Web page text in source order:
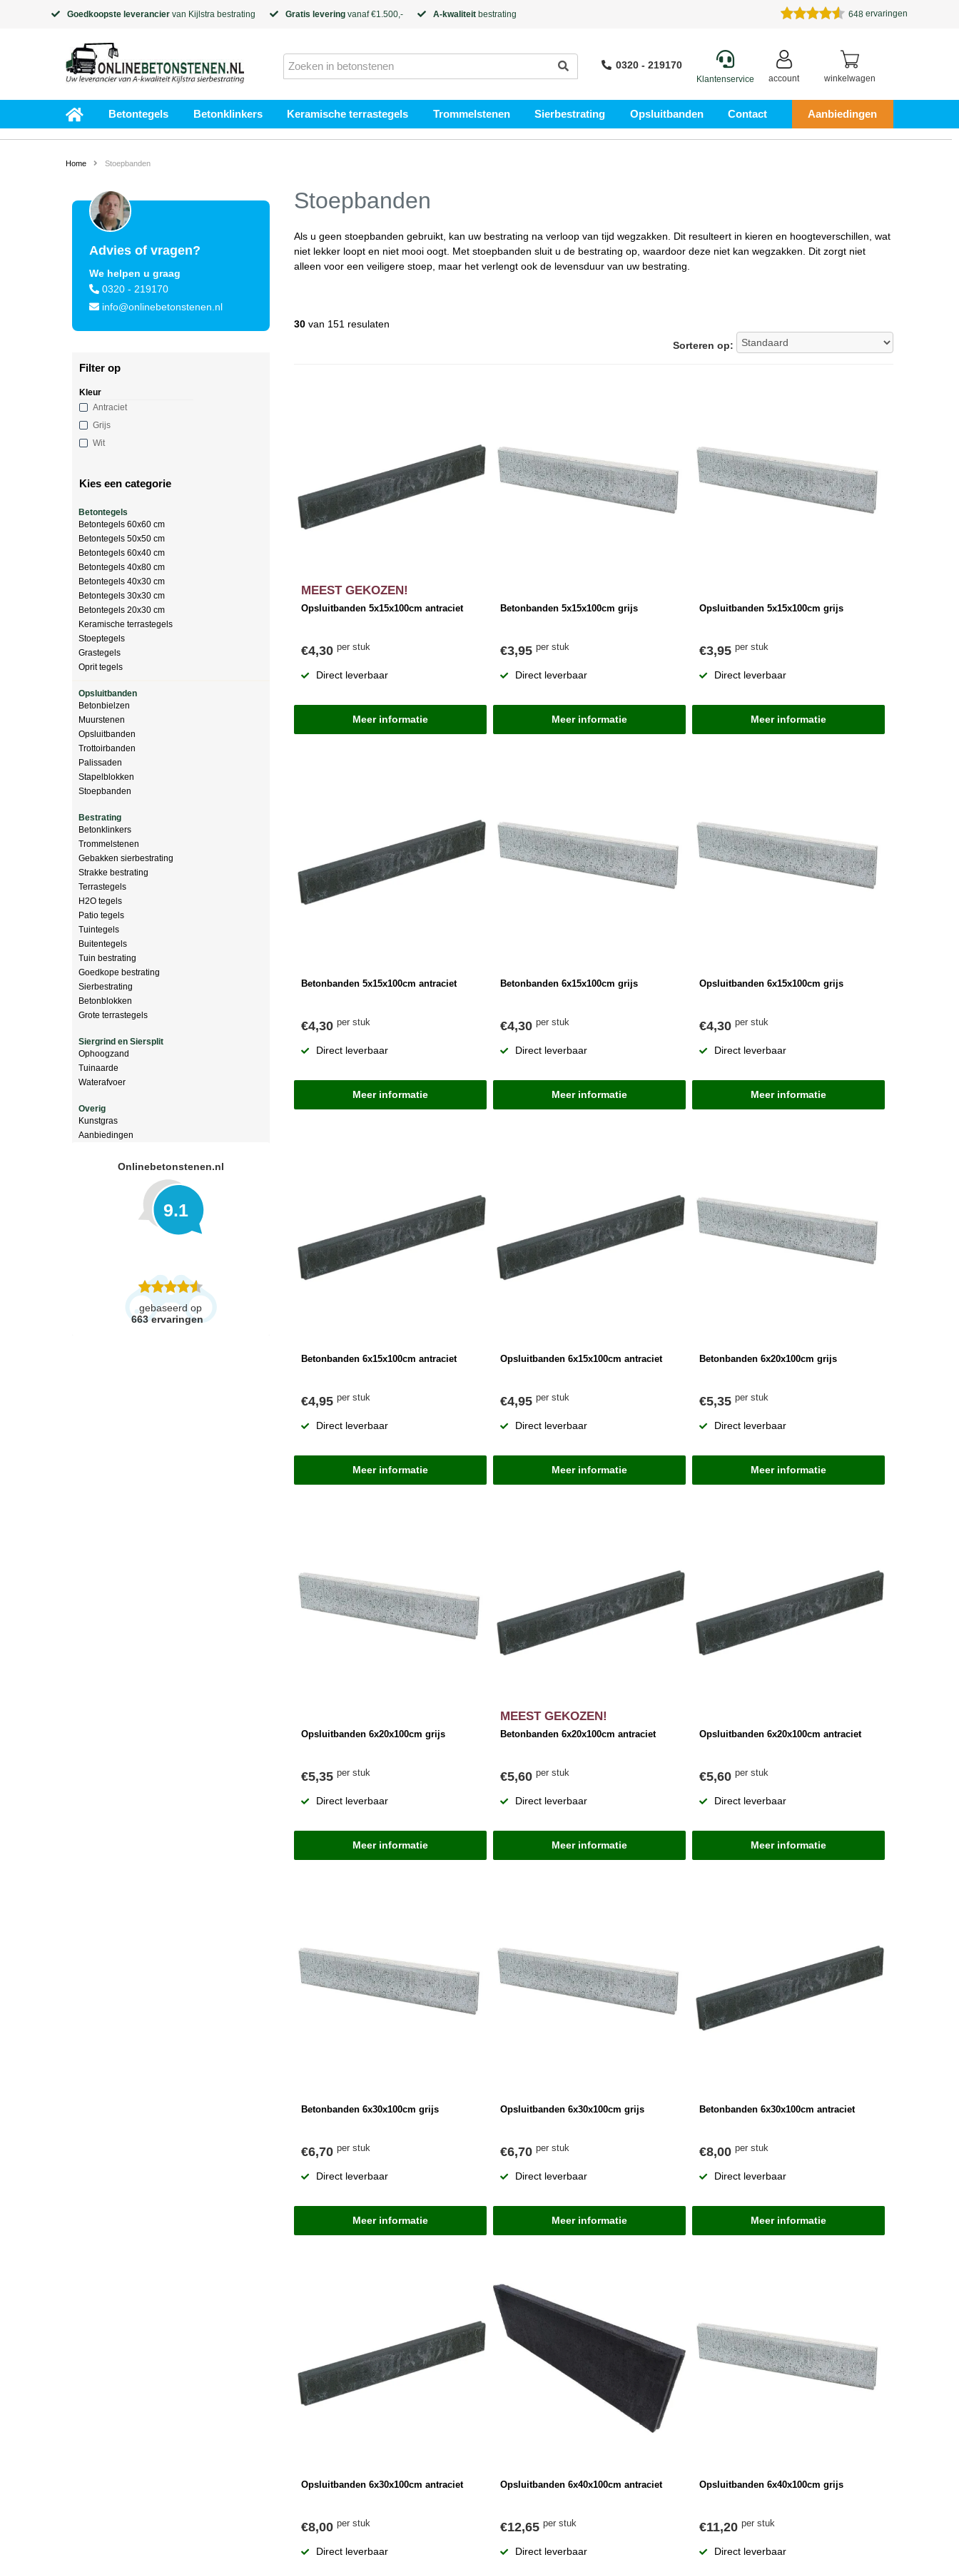
Goedkoopste leverancier van Kijlstra bestrating Gratis levering vanaf €1.500,- A-kwaliteit bestrating 648 ervaringen
0320 - 219170
Klantenservice account winkelwagen
Betontegels Betonklinkers Keramische terrastegels Trommelstenen Sierbestrating Opsluitbanden Contact Aanbiedingen
Home Stoepbanden
Advies of vragen?
We helpen u graag
0320 - 219170
info@onlinebetonstenen.nl
Filter op
Kleur
Antraciet
Grijs
Wit
Kies een categorie
Betontegels
Betontegels 60x60 cm
Betontegels 50x50 cm
Betontegels 60x40 cm
Betontegels 40x80 cm
Betontegels 40x30 cm
Betontegels 30x30 cm
Betontegels 20x30 cm
Keramische terrastegels
Stoeptegels
Grastegels
Oprit tegels
Opsluitbanden
Betonbielzen
Muurstenen
Opsluitbanden
Trottoirbanden
Palissaden
Stapelblokken
Stoepbanden
Bestrating
Betonklinkers
Trommelstenen
Gebakken sierbestrating
Strakke bestrating
Terrastegels
H2O tegels
Patio tegels
Tuintegels
Buitentegels
Tuin bestrating
Goedkope bestrating
Sierbestrating
Betonblokken
Grote terrastegels
Siergrind en Siersplit
Ophoogzand
Tuinaarde
Waterafvoer
Overig
Kunstgras
Aanbiedingen
Onlinebetonstenen.nl
9.1
gebaseerd op
663 ervaringen
Stoepbanden
Als u geen stoepbanden gebruikt, kan uw bestrating na verloop van tijd wegzakken. Dit resulteert in kieren en hoogteverschillen, wat
niet lekker loopt en niet mooi oogt. Met stoepbanden sluit u de bestrating op, waardoor deze niet kan wegzakken. Dit zorgt niet
alleen voor een veiligere stoep, maar het verlengt ook de levensduur van uw bestrating.
30van 151 resulaten
Sorteren op:
MEEST GEKOZEN!
Opsluitbanden 5x15x100cm antraciet
€4,30 per stuk
Direct leverbaar
Meer informatie
Betonbanden 5x15x100cm grijs
€3,95 per stuk
Direct leverbaar
Meer informatie
Opsluitbanden 5x15x100cm grijs
€3,95 per stuk
Direct leverbaar
Meer informatie
Betonbanden 5x15x100cm antraciet
€4,30 per stuk
Direct leverbaar
Meer informatie
Betonbanden 6x15x100cm grijs
€4,30 per stuk
Direct leverbaar
Meer informatie
Opsluitbanden 6x15x100cm grijs
€4,30 per stuk
Direct leverbaar
Meer informatie
Betonbanden 6x15x100cm antraciet
€4,95 per stuk
Direct leverbaar
Meer informatie
Opsluitbanden 6x15x100cm antraciet
€4,95 per stuk
Direct leverbaar
Meer informatie
Betonbanden 6x20x100cm grijs
€5,35 per stuk
Direct leverbaar
Meer informatie
Opsluitbanden 6x20x100cm grijs
€5,35 per stuk
Direct leverbaar
Meer informatie
MEEST GEKOZEN!
Betonbanden 6x20x100cm antraciet
€5,60 per stuk
Direct leverbaar
Meer informatie
Opsluitbanden 6x20x100cm antraciet
€5,60 per stuk
Direct leverbaar
Meer informatie
Betonbanden 6x30x100cm grijs
€6,70 per stuk
Direct leverbaar
Meer informatie
Opsluitbanden 6x30x100cm grijs
€6,70 per stuk
Direct leverbaar
Meer informatie
Betonbanden 6x30x100cm antraciet
€8,00 per stuk
Direct leverbaar
Meer informatie
Opsluitbanden 6x30x100cm antraciet
€8,00 per stuk
Direct leverbaar
Opsluitbanden 6x40x100cm antraciet
€12,65 per stuk
Direct leverbaar
Opsluitbanden 6x40x100cm grijs
€11,20 per stuk
Direct leverbaar